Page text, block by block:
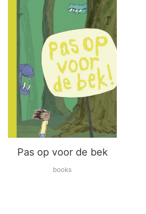
Pas op voor de bek
books